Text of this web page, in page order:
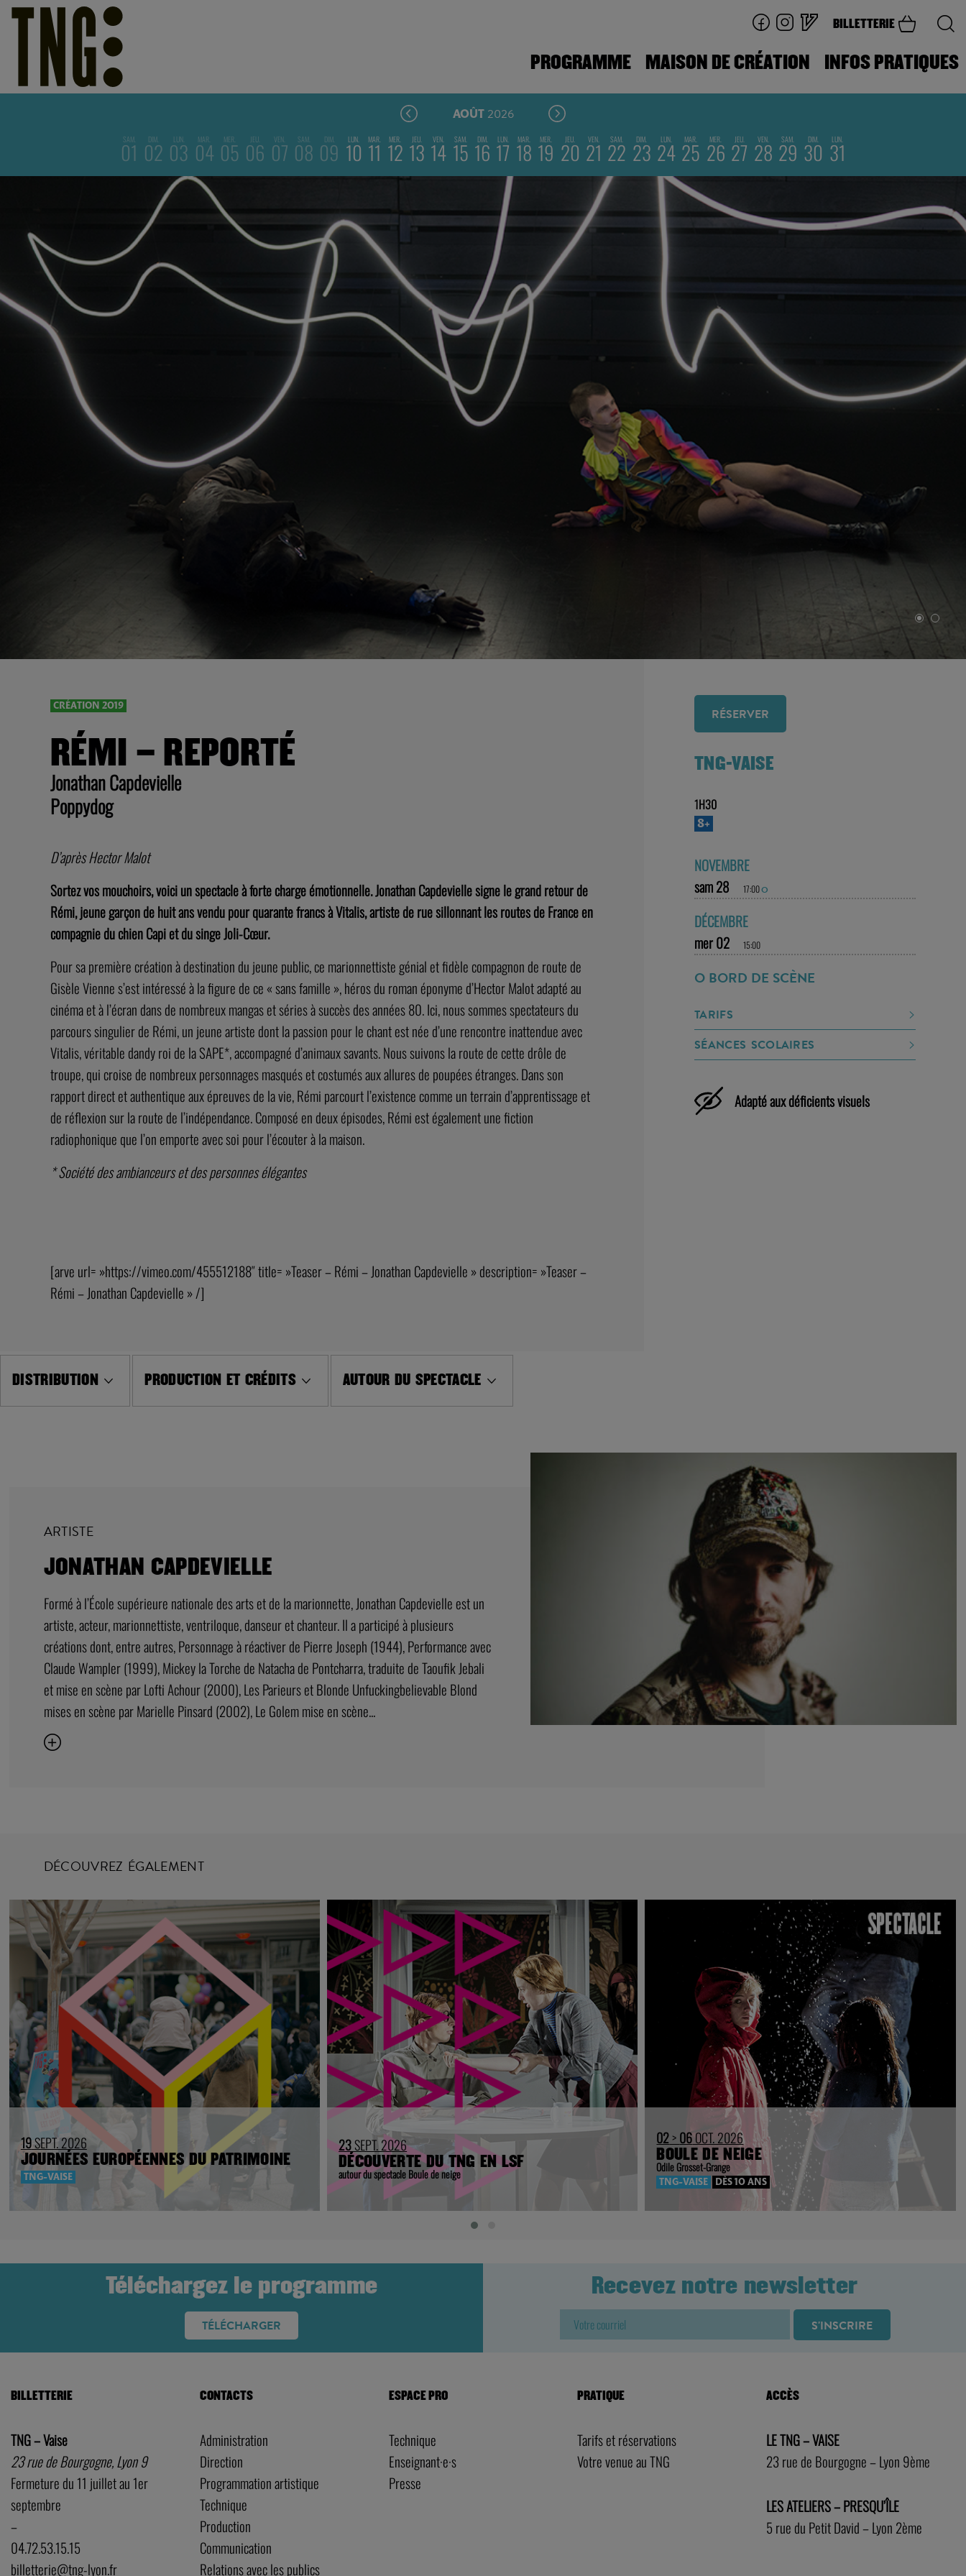
BILLETTERIE
PROGRAMME MAISON DE CRÉATION INFOS PRATIQUES
AOÛT 2026
SAM.
01 DIM.
02 LUN.
03 MAR.
04 MER.
05 JEU.
06 VEN.
07 SAM.
08 DIM.
09 LUN.
10 MAR.
11 MER.
12 JEU.
13 VEN.
14 SAM.
15 DIM.
16 LUN.
17 MAR.
18 MER.
19 JEU.
20 VEN.
21 SAM.
22 DIM.
23 LUN.
24 MAR.
25 MER.
26 JEU.
27 VEN.
28 SAM.
29 DIM.
30 LUN.
31
CRÉATION 2019
RÉMI – REPORTÉ
Jonathan Capdevielle
Poppydog
D’après Hector Malot
Sortez vos mouchoirs, voici un spectacle à forte charge émotionnelle. Jonathan Capdevielle signe le grand retour de
Rémi, jeune garçon de huit ans vendu pour quarante francs à Vitalis, artiste de rue sillonnant les routes de France en
compagnie du chien Capi et du singe Joli-Cœur.
Pour sa première création à destination du jeune public, ce marionnettiste génial et fidèle compagnon de route de
Gisèle Vienne s’est intéressé à la figure de ce « sans famille », héros du roman éponyme d’Hector Malot adapté au
cinéma et à l’écran dans de nombreux mangas et séries à succès des années 80. Ici, nous sommes spectateurs du
parcours singulier de Rémi, un jeune artiste dont la passion pour le chant est née d’une rencontre inattendue avec
Vitalis, véritable dandy roi de la SAPE*, accompagné d’animaux savants. Nous suivons la route de cette drôle de
troupe, qui croise de nombreux personnages masqués et costumés aux allures de poupées étranges. Dans son
rapport direct et authentique aux épreuves de la vie, Rémi parcourt l’existence comme un terrain d’apprentissage et
de réflexion sur la route de l’indépendance. Composé en deux épisodes, Rémi est également une fiction
radiophonique que l’on emporte avec soi pour l’écouter à la maison.
* Société des ambianceurs et des personnes élégantes
[arve url= »https://vimeo.com/455512188″ title= »Teaser – Rémi – Jonathan Capdevielle » description= »Teaser –
Rémi – Jonathan Capdevielle » /]
DISTRIBUTION PRODUCTION ET CRÉDITS AUTOUR DU SPECTACLE
RÉSERVER
TNG-VAISE
1H30
8+
NOVEMBRE
sam 28
17:00O
DÉCEMBRE
mer 02
15:00
O BORD DE SCÈNE
TARIFS
SÉANCES SCOLAIRES
Adapté aux déficients visuels
ARTISTE
JONATHAN CAPDEVIELLE
Formé à l’École supérieure nationale des arts et de la marionnette, Jonathan Capdevielle est un
artiste, acteur, marionnettiste, ventriloque, danseur et chanteur. Il a participé à plusieurs
créations dont, entre autres, Personnage à réactiver de Pierre Joseph (1944), Performance avec
Claude Wampler (1999), Mickey la Torche de Natacha de Pontcharra, traduite de Taoufik Jebali
et mise en scène par Lofti Achour (2000), Les Parieurs et Blonde Unfuckingbelievable Blond
mises en scène par Marielle Pinsard (2002), Le Golem mise en scène...
DÉCOUVREZ ÉGALEMENT
19SEPT. 2026
JOURNÉES EUROPÉENNES DU PATRIMOINE
TNG-VAISE
23SEPT. 2026
DÉCOUVERTE DU TNG EN LSF
autour du spectacle Boule de neige
02>06OCT. 2026
BOULE DE NEIGE
Odile Grosset-Grange
TNG-VAISE DÈS 10 ANS
Téléchargez le programme
TÉLÉCHARGER
Recevez notre newsletter
BILLETTERIE
TNG – Vaise
23 rue de Bourgogne, Lyon 9
Fermeture du 11 juillet au 1er
septembre
–
04.72.53.15.15
billetterie@tng-lyon.fr
CONTACTS
Administration
Direction
Programmation artistique
Technique
Production
Communication
Relations avec les publics
ESPACE PRO
Technique
Enseignant·e·s
Presse
PRATIQUE
Tarifs et réservations
Votre venue au TNG
ACCÈS
LE TNG – VAISE
23 rue de Bourgogne – Lyon 9ème
LES ATELIERS – PRESQU’ÎLE
5 rue du Petit David – Lyon 2ème